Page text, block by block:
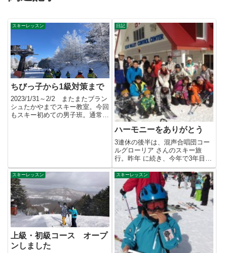
スキーレッスン
ちびっ子から1級対策まで
2023/1/31～2/2 またまたブラン
シュたかやまでスキー教室。今回
もスキー初めての男子班。通常は
日記
ハーモニーをありがとう
3連休の後半は、混声合唱団コー
ルグローリア さんのスキー旅
行。昨年 に続き、今年で3年目。
参加いただける方も多くなりま
し...
スキーレッスン
上級・初級コース オープ
ンしました
スキーレッスン